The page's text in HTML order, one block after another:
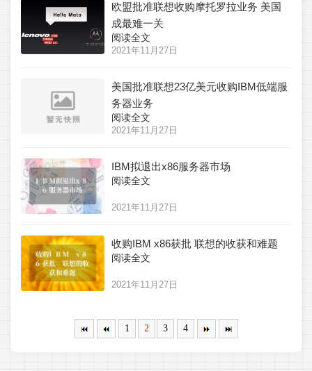
欧盟批准联想收购摩托罗拉业务 美国
成最难一关
阅读全文
2021年11月27日
美国批准联想23亿美元收购IBM低端服
务器业务
阅读全文
2021年11月27日
IBM拟退出x86服务器市场
阅读全文
2021年11月27日
收购IBM x86获批 联想的收获和难题
阅读全文
2021年11月27日
1 2 3 4